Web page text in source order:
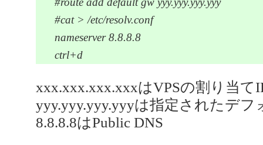
#cat > /etc/resolv.conf
nameserver 8.8.8.8
ctrl+d
xxx.xxx.xxx.xxxはVPSの割り当て
yyy.yyy.yyy.yyyは指定されたデ
8.8.8.8はPublic DNS